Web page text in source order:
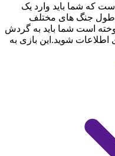
که شما باید وارد یک
طول جنگ های مختلف
است شما باید به گردش
شوید.این بازی به